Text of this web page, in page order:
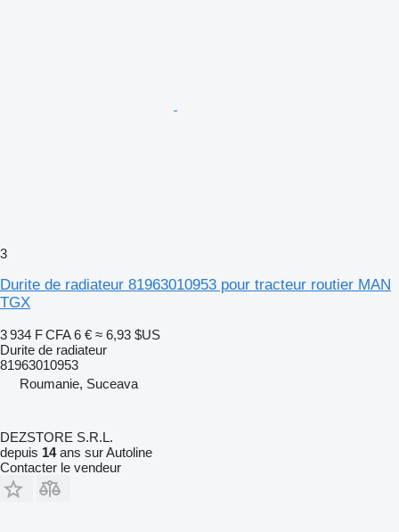
3
Durite de radiateur 81963010953 pour tracteur routier MAN
TGX
3 934 F CFA 6 € ≈ 6,93 $US
Durite de radiateur
81963010953
Roumanie, Suceava
DEZSTORE S.R.L.
depuis 14ans sur Autoline
Contacter le vendeur